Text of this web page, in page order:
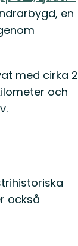
en
med cirka 2
och
också